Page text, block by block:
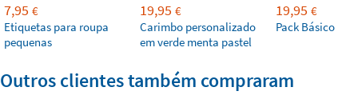
7,95 €
Etiquetas para roupa
pequenas
19,95 €
Carimbo personalizado
em verde menta pastel
19,95 €
Pack Básico
Outros clientes também compraram